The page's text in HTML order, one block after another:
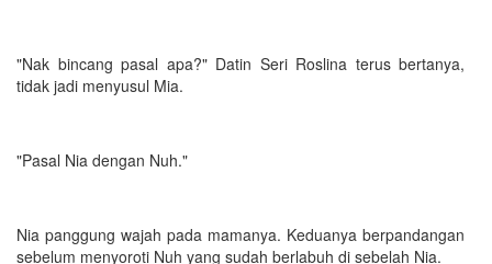
"Nak bincang pasal apa?" Datin Seri Roslina terus bertanya,
tidak jadi menyusul Mia.
"Pasal Nia dengan Nuh."
Nia panggung wajah pada mamanya. Keduanya berpandangan
sebelum menyoroti Nuh yang sudah berlabuh di sebelah Nia.